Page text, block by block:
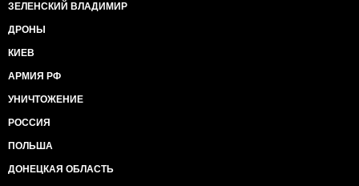
ЗЕЛЕНСКИЙ ВЛАДИМИР
ДРОНЫ
КИЕВ
АРМИЯ РФ
УНИЧТОЖЕНИЕ
РОССИЯ
ПОЛЬША
ДОНЕЦКАЯ ОБЛАСТЬ